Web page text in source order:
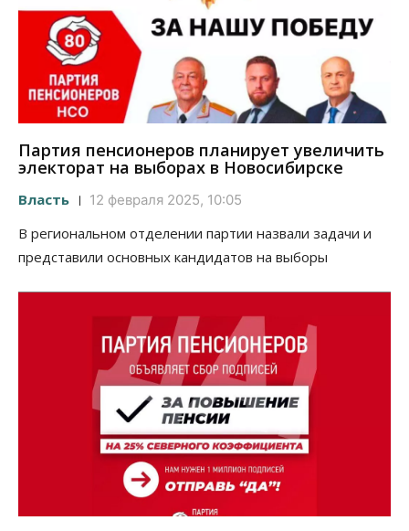
Партия пенсионеров планирует увеличить
электорат на выборах в Новосибирске
Власть 12 февраля 2025, 10:05
В региональном отделении партии назвали задачи и
представили основных кандидатов на выборы